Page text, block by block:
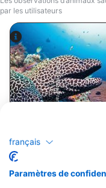
par les utilisateurs
Alamy-WaterFrame
français
Paramètres de